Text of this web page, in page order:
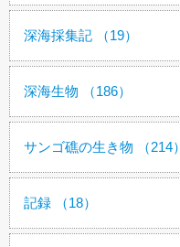
深海採集記 （19）
深海生物 （186）
サンゴ礁の生き物 （214）
記録 （18）